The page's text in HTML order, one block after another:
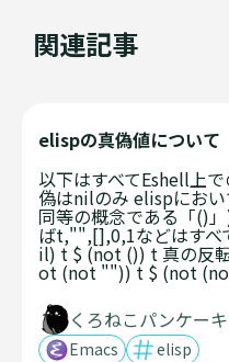
関連記事
elispの真偽値について
以下はすべてEshell上
偽はnilのみ elispにお
同等の概念である「()
ばt,"",[],0,1などはすべ
il) t $ (not ()) t 真の反
ot (not "")) t $ (not
くろねこパンケーキ
Emacs elisp